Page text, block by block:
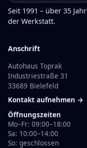
Seit 1991 – über 35
der Werkstatt.
Anschrift
Autohaus Toprak
Industriestraße 31
33689 Bielefeld
Kontakt aufnehmen →
Öffnungszeiten
Mo–Fr: 09:00–18:00
Sa: 10:00–14:00
So: geschlossen